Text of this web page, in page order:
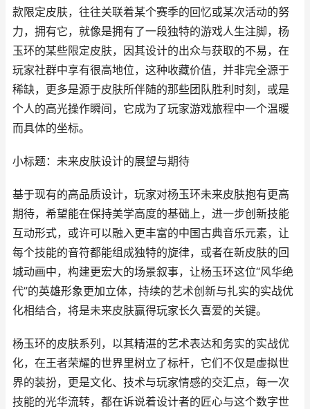
款限定皮肤，往往关联着某个赛季的回忆或某次活动的努
力，拥有它，就像是拥有了一段独特的游戏人生注脚，杨
玉环的某些限定皮肤，因其设计的出众与获取的不易，在
玩家社群中享有很高地位，这种收藏价值，并非完全源于
稀缺，更多是源于皮肤所伴随的那些团队胜利时刻，或是
个人的高光操作瞬间，它成为了玩家游戏旅程中一个温暖
而具体的坐标。
小标题：未来皮肤设计的展望与期待
基于现有的高品质设计，玩家对杨玉环未来皮肤抱有更高
期待，希望能在保持美学高度的基础上，进一步创新技能
互动形式，或许可以融入更丰富的中国古典音乐元素，让
每个技能的音符都能组成独特的旋律，或者在新皮肤的回
城动画中，构建更宏大的场景叙事，让杨玉环这位“风华绝
代”的英雄形象更加立体，持续的艺术创新与扎实的实战优
化相结合，将是未来皮肤赢得玩家长久喜爱的关键。
杨玉环的皮肤系列，以其精湛的艺术表达和务实的实战优
化，在王者荣耀的世界里树立了标杆，它们不仅是虚拟世
界的装扮，更是文化、技术与玩家情感的交汇点，每一次
技能的光华流转，都在诉说着设计者的匠心与这个数字世